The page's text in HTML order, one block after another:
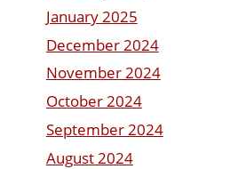
January 2025
December 2024
November 2024
October 2024
September 2024
August 2024